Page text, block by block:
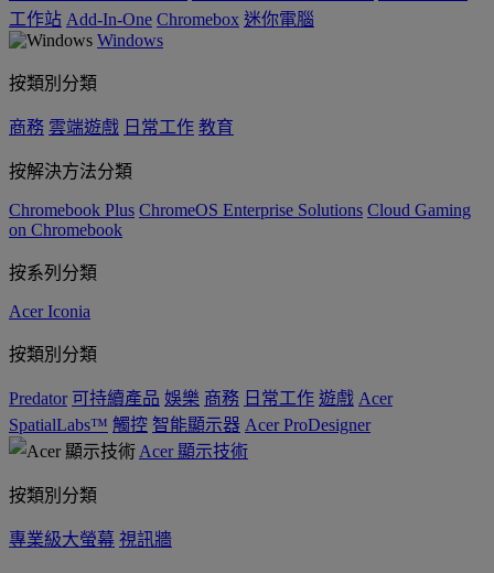
工作站 Add-In-One Chromebox 迷你電腦
Windows
按類別分類
商務 雲端遊戲 日常工作 教育
按解決方法分類
Chromebook Plus ChromeOS Enterprise Solutions Cloud Gaming
on Chromebook
按系列分類
Acer Iconia
按類別分類
Predator 可持續產品 娛樂 商務 日常工作 遊戲 Acer
SpatialLabs™ 觸控 智能顯示器 Acer ProDesigner
Acer 顯示技術
按類別分類
專業級大螢幕 視訊牆